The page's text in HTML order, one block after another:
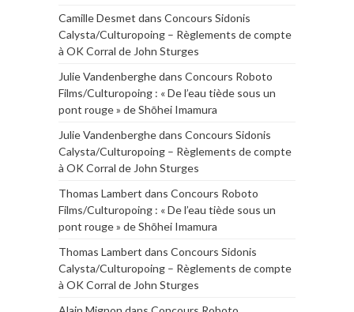
Camille Desmet dans Concours Sidonis
Calysta/Culturopoing – Règlements de compte
à OK Corral de John Sturges
Julie Vandenberghedans Concours Roboto
Films/Culturopoing : « De l’eau tiède sous un
pont rouge » de Shōhei Imamura
Julie Vandenberghedans Concours Sidonis
Calysta/Culturopoing – Règlements de compte
à OK Corral de John Sturges
Thomas Lambert dans Concours Roboto
Films/Culturopoing : « De l’eau tiède sous un
pont rouge » de Shōhei Imamura
Thomas Lambert dans Concours Sidonis
Calysta/Culturopoing – Règlements de compte
à OK Corral de John Sturges